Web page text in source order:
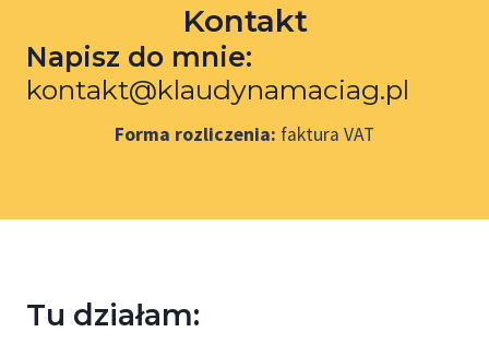
Kontakt
Napisz do mnie:
kontakt@klaudynamaciag.pl
Forma rozliczenia: faktura VAT
Tu działam: